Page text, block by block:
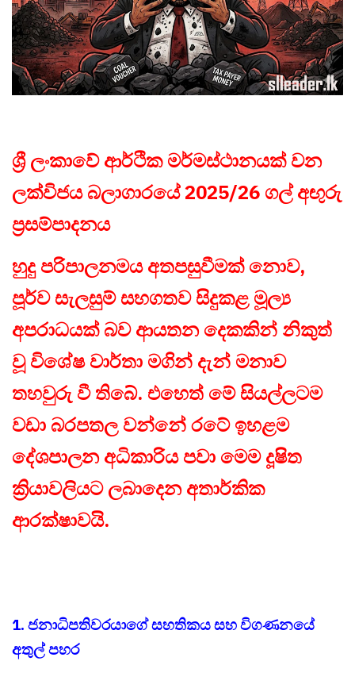
ශ්‍රී ලංකාවේ ආර්ථික මර්මස්ථානයක් වන
ලක්විජය බලාගාරයේ 2025/26 ගල් අඟුරු
ප්‍රසම්පාදනය
හුදු පරිපාලනමය අතපසුවීමක් නොව,
පූර්ව සැලසුම් සහගතව සිදුකළ මූල්‍ය
අපරාධයක් බව ආයතන දෙකකින් නිකුත්
වූ විශේෂ වාර්තා මගින් දැන් මනාව
තහවුරු වී තිබේ. එහෙත් මේ සියල්ලටම
වඩා බරපතල වන්නේ රටේ ඉහළම
දේශපාලන අධිකාරිය පවා මෙම දූෂිත
ක්‍රියාවලියට ලබාදෙන අතාර්කික
ආරක්ෂාවයි.
1. ජනාධිපතිවරයාගේ සහතිකය සහ විගණනයේ
අතුල් පහර